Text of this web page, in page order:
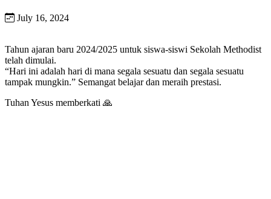
July 16, 2024
Tahun ajaran baru 2024/2025 untuk siswa-siswi Sekolah Methodist
telah dimulai.
“Hari ini adalah hari di mana segala sesuatu dan segala sesuatu
tampak mungkin.” Semangat belajar dan meraih prestasi.
Tuhan Yesus memberkati 🙏